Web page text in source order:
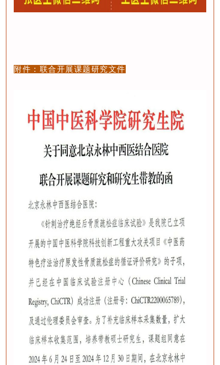
附件：联合开展课题研究文件